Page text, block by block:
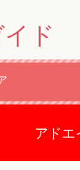
ド
アドエ